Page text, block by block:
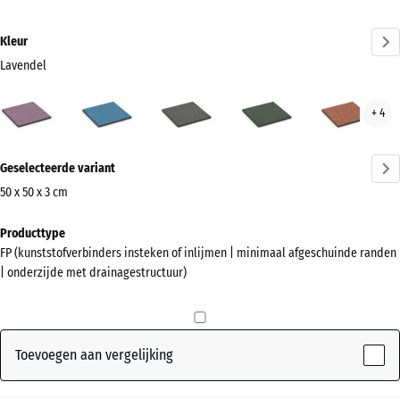
Kleur
Lavendel
(active)
graniet
gazon
+ 4
informatie
over
kleuren?
Kleurenpalet
Lavendel(active)
Geselecteerde variant
50 x 50 x 3 cm
voor
verzending
500
Producttype
FP (kunststofverbinders insteken of inlijmen | minimaal afgeschuinde randen
| onderzijde met drainagestructuur)
Toevoegen aan vergelijking